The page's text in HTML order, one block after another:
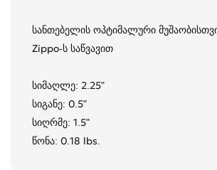
სანთებელის ოპტიმალური
Zippo-ს საწვავით
სიმაღლე: 2.25"
სიგანე: 0.5"
სიღრმე: 1.5"
წონა: 0.18 lbs.